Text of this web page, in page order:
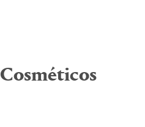
Cosméticos